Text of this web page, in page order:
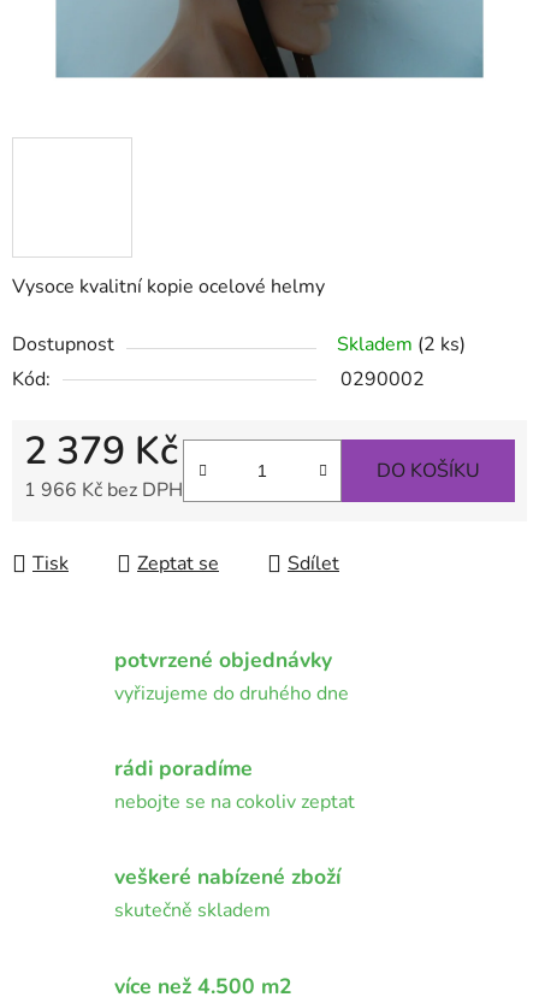
Vysoce kvalitní kopie ocelové helmy
Dostupnost Skladem (2 ks)
Kód:
0290002
2 379 Kč
1 966 Kč bez DPH
DO KOŠÍKU
Tisk Zeptat se Sdílet
potvrzené objednávky
vyřizujeme do druhého dne
rádi poradíme
nebojte se na cokoliv zeptat
veškeré nabízené zboží
skutečně skladem
více než 4.500 m2